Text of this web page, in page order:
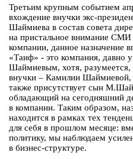
Третьим крупным событием
вхождение внучки экс-
Шаймиева в состав совета
на пристальное внимание СМИ
компании, данное назначение
«Таиф» - это компания, давно
Шаймиевым, хотя,
внучки – Камилии Шаймиевой,
также присутствует сын
обладающий на сегодняшний
в компании. Таким образом,
находится в рамках тех
для себя в прошлом месяце:
политику, мы наблюдаем
в бизнес-структуре.